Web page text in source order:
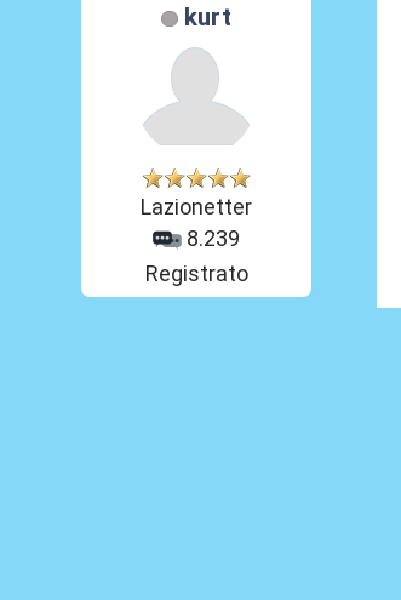
kurt
Lazionetter
8.239
Registrato